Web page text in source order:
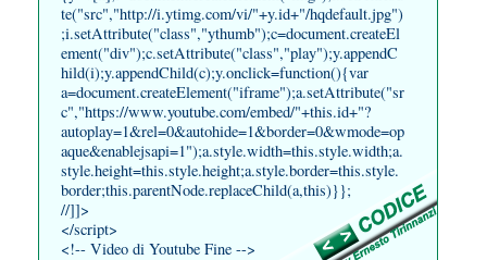
te("src","http://i.ytimg.com/vi/"+y.id+"/hqdefault.jpg")
;i.setAttribute("class","ythumb");c=document.createEl
ement("div");c.setAttribute("class","play");y.appendC
hild(i);y.appendChild(c);y.onclick=function(){var
a=document.createElement("iframe");a.setAttribute("sr
c","https://www.youtube.com/embed/"+this.id+"?
autoplay=1&rel=0&autohide=1&border=0&wmode=op
aque&enablejsapi=1");a.style.width=this.style.width;a.
style.height=this.style.height;a.style.border=this.style.
border;this.parentNode.replaceChild(a,this)}};
//]]>
</script>
<!-- Video di Youtube Fine -->